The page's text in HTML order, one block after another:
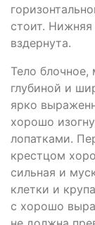
стоит. Нижняя
вздернута.
Тело
глубиной и
ярко
хорошо
лопатками.
крестцом
сильная и
клетки и
с хорошо